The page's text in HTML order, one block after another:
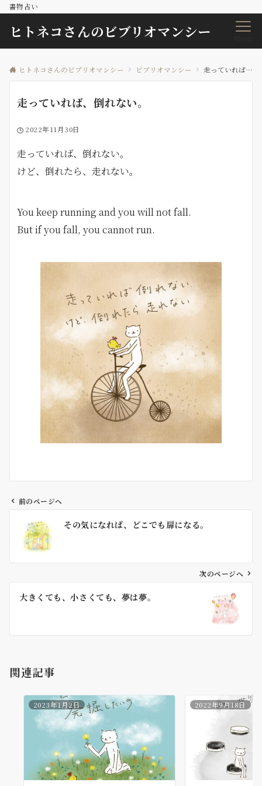
書物占い
ヒトネコさんのビブリオマンシー
ヒトネコさんのビブリオマンシー ビブリオマンシー 走っていれば、倒れない。
走っていれば、倒れない。
2022年11月30日
走っていれば、倒れない。
けど、倒れたら、走れない。
You keep running and you will not fall.
But if you fall, you cannot run.
ビ
ン
前のページへ
その気になれば、どこでも扉になる。
次のページへ
大きくても、小さくても、夢は夢。
関連記事
2023年1月2日 2022年9月18日